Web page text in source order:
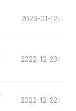
2023-01-12›
2022-12-23›
2022-12-22›